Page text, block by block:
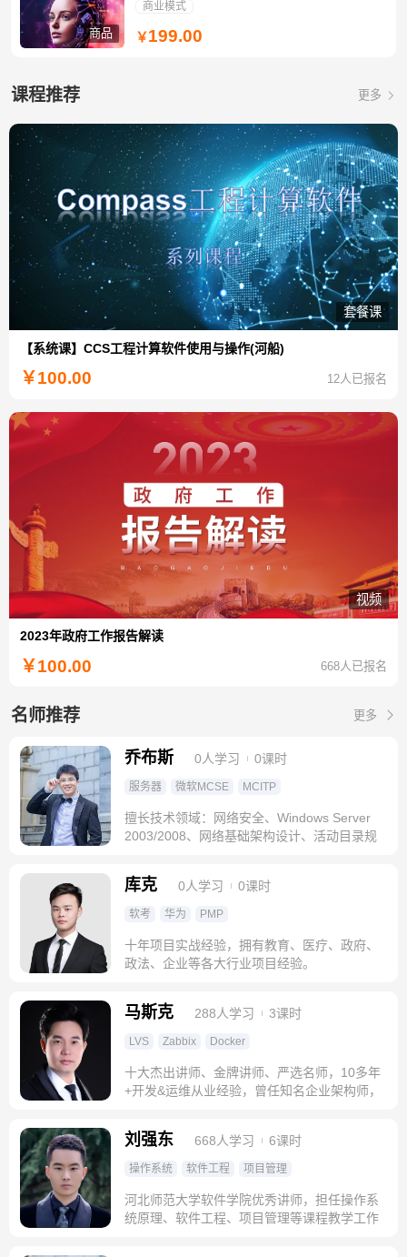
商品
商业模式
￥199.00
课程推荐 更多
套餐课
【系统课】CCS工程计算软件使用与操作(河船)
￥100.00 12人已报名
视频
2023年政府工作报告解读
￥100.00 668人已报名
名师推荐 更多
乔布斯 0人学习 0课时
服务器 微软MCSE MCITP
擅长技术领域：网络安全、Windows Server
2003/2008、网络基础架构设计、活动目录规
库克 0人学习 0课时
软考 华为 PMP
十年项目实战经验，拥有教育、医疗、政府、
政法、企业等各大行业项目经验。
马斯克 288人学习 3课时
LVS Zabbix Docker
十大杰出讲师、金牌讲师、严选名师，10多年
+开发&运维从业经验，曾任知名企业架构师，
刘强东 668人学习 6课时
操作系统 软件工程 项目管理
河北师范大学软件学院优秀讲师，担任操作系
统原理、软件工程、项目管理等课程教学工作